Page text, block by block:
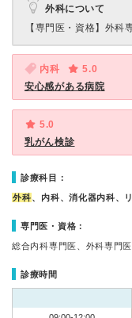
外科について
【専門医・資格】 外科
内科
5.0
安心感がある病院
5.0
乳がん検診
診療科目：
外科、内科、消化器内科、
専門医・資格：
総合内科専門医、外科専門
診療時間